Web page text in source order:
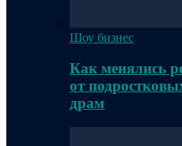
Шоу бизнес
Как менялись
от
драм